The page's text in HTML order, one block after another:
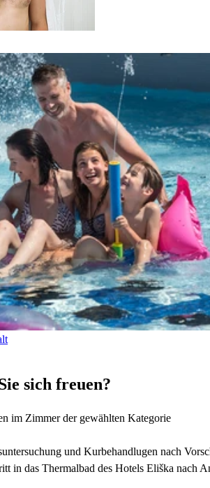
sich freuen?
im Zimmer der gewählten Kategorie
und Kurbehandlugen nach
in das Thermalbad des Hotels Eliška nach